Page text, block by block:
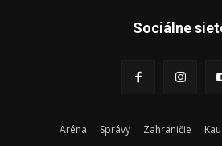
Sociálne
Aréna Správy Zahraničie